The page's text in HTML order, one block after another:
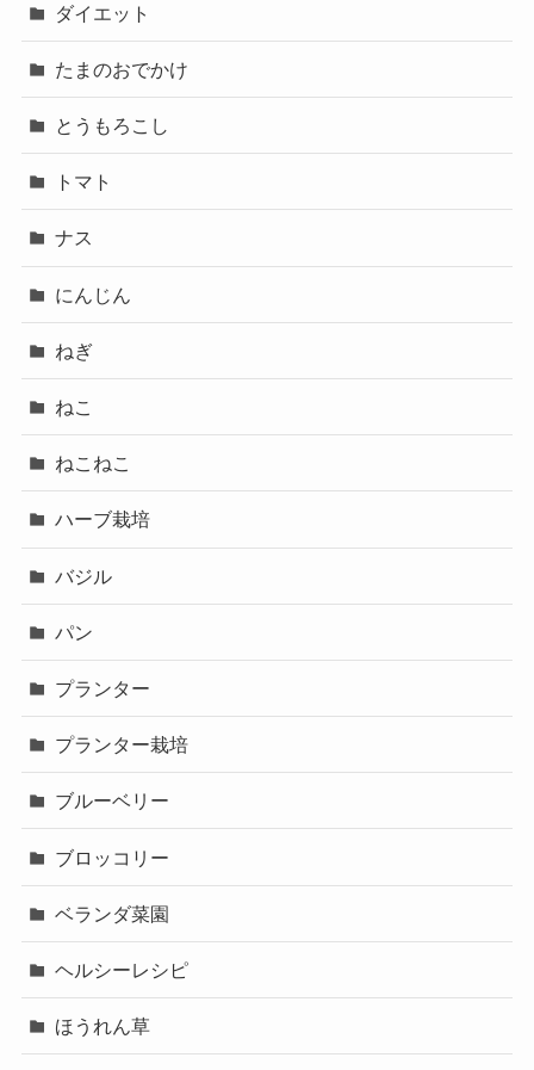
ダイエット
たまのおでかけ
とうもろこし
トマト
ナス
にんじん
ねぎ
ねこ
ねこねこ
ハーブ栽培
バジル
パン
プランター
プランター栽培
ブルーベリー
ブロッコリー
ベランダ菜園
ヘルシーレシピ
ほうれん草